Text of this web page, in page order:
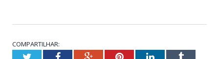
COMPARTILHAR:
TwitterFacebookGoogle+PinterestLinkedInTumblr